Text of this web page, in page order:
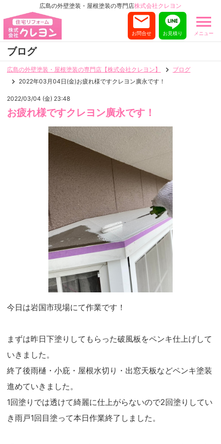
広島の外壁塗装・屋根塗装の専門店株式会社クレヨン
メニュー
お見積り
お問合せ
ブログ
広島の外壁塗装・屋根塗装の専門店【株式会社クレヨン】
ブログ
2022年03月04日(金)お疲れ様ですクレヨン廣永です！
2022/03/04 (金) 23:48
お疲れ様ですクレヨン廣永です！
今日は岩国市現場にて作業です！
まずは昨日下塗りしてもらった破風板をペンキ仕上げして
いきました。
終了後雨樋・小庇・屋根水切り・出窓天板などペンキ塗装
進めていきました。
1回塗りでは透けて綺麗に仕上がらないので2回塗りしてい
き雨戸1回目塗って本日作業終了しました。